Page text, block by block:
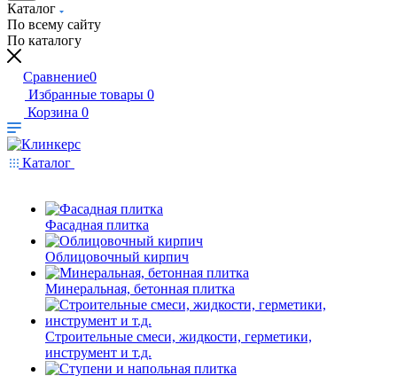
Каталог
По всему сайту
По каталогу
Сравнение0
Избранные товары 0
Корзина 0
Каталог
Фасадная плитка
Облицовочный кирпич
Минеральная, бетонная плитка
Строительные смеси, жидкости, герметики,
инструмент и т.д.